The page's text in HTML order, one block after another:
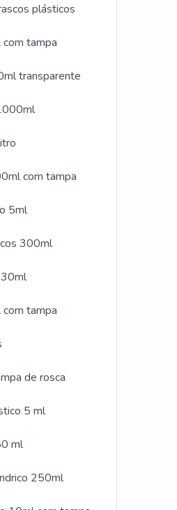
plásticos
tampa
transparente
com tampa
5ml
300ml
tampa
de rosca
5 ml
ml
250ml